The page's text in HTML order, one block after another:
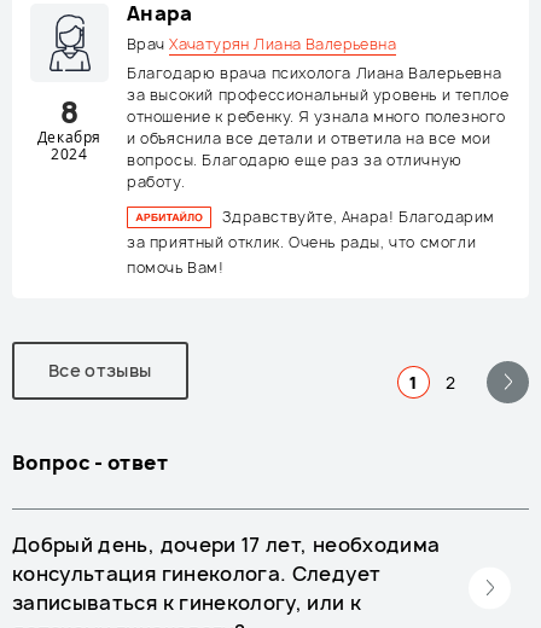
8
Декабря
2024
Анара
ВрачХачатурян Лиана Валерьевна
Благодарю врача психолога Лиана Валерьевна
за высокий профессиональный уровень и теплое
отношение к ребенку. Я узнала много полезного
и объяснила все детали и ответила на все мои
вопросы. Благодарю еще раз за отличную
работу.
Здравствуйте, Анара! Благодарим
за приятный отклик. Очень рады, что смогли
помочь Вам!
Все отзывы
1 2
Вопрос - ответ
Добрый день, дочери 17 лет, необходима
консультация гинеколога. Следует
записываться к гинекологу, или к